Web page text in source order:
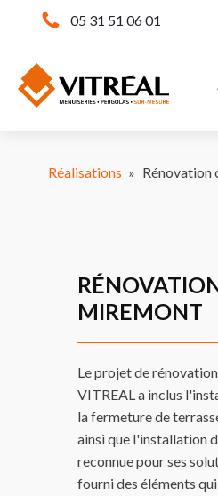
05 31 51 06 01
Réalisations » Rénovation
MIREMONT
Le projet de
VITREAL a inclus
la fermeture de
ainsi que l'installation
reconnue pour ses
fourni des éléments